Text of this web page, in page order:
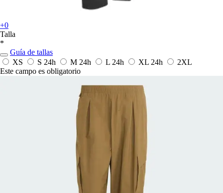
+0
Talla
*
Guía de tallas
XS
S 24h M 24h L 24h XL 24h
2XL
Este campo es obligatorio